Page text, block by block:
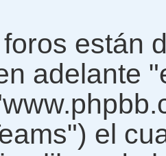
están
adelante
el